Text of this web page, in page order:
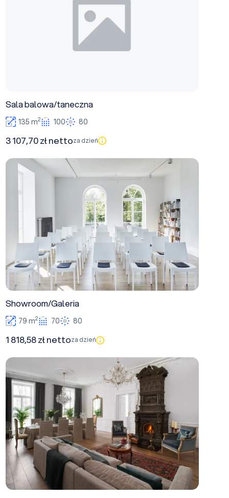
Sala balowa/taneczna
135 m2 100 80
3 107,70 zł nettoza dzień
Showroom/Galeria
Showroom/Galeria
79 m2 70 80
1 818,58 zł nettoza dzień